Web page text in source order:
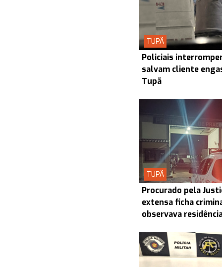
TUPÃ
Policiais
salvam cliente
Tupã
TUPÃ
Procurado pela
extensa ficha
observava